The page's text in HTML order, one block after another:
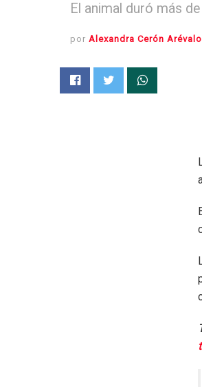
El animal duró más
por Alexandra Cerón Arévalo